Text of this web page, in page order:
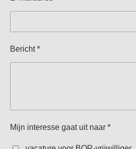
Bericht *
Mijn interesse gaat uit naar *